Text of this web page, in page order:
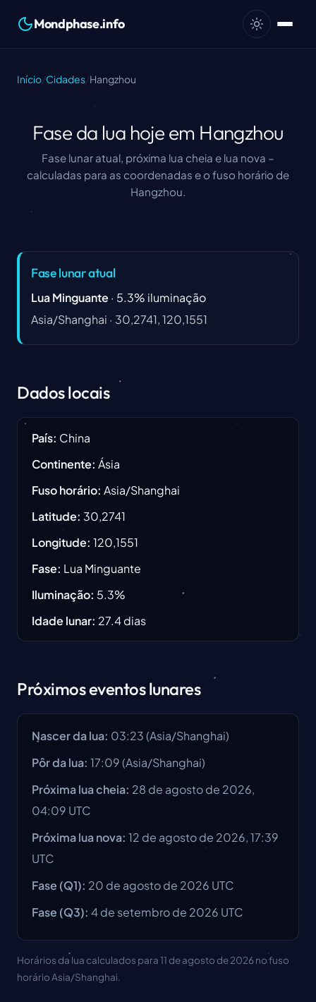
Mondphase.info
Início Cidades Hangzhou
Fase da lua hoje em Hangzhou
Fase lunar atual, próxima lua cheia e lua nova –
calculadas para as coordenadas e o fuso horário de
Hangzhou.
Fase lunar atual
Lua Minguante · 5.3% iluminação
Asia/Shanghai · 30,2741, 120,1551
Dados locais
País: China
Continente: Ásia
Fuso horário: Asia/Shanghai
Latitude: 30,2741
Longitude: 120,1551
Fase: Lua Minguante
Iluminação: 5.3%
Idade lunar: 27.4dias
Próximos eventos lunares
Nascer da lua: 03:23(Asia/Shanghai)
Pôr da lua: 17:09(Asia/Shanghai)
Próxima lua cheia: 28 de agosto de 2026,
04:09 UTC
Próxima lua nova: 12 de agosto de 2026, 17:39
UTC
Fase (Q1): 20 de agosto de 2026 UTC
Fase (Q3): 4 de setembro de 2026 UTC
Horários da lua calculados para 11 de agosto de 2026 no fuso
horário Asia/Shanghai.